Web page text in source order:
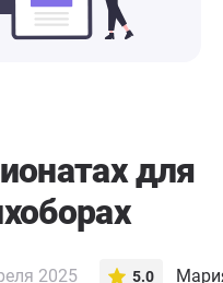
для
2025 5.0